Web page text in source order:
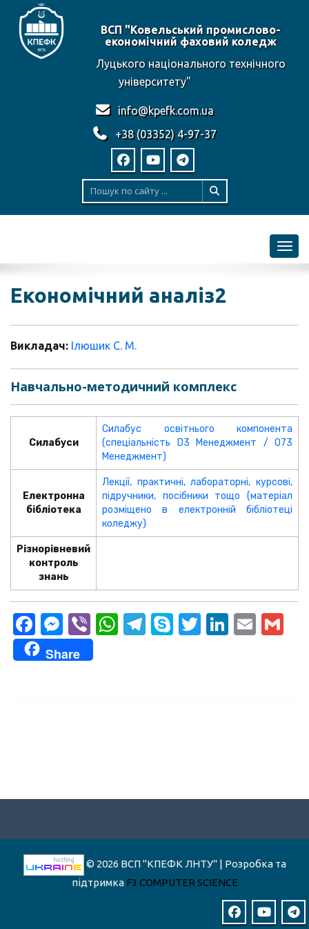
ВСП "Ковельський промислово-
економічний фаховий коледж
Луцького національного технічного
університету"
info@kpefk.com.ua
+38 (03352) 4-97-37
Економічний аналіз2
Викладач: Ілюшик С. М.
Навчально-методичний комплекс
Силабуси
Силабус освітнього компонента
(спеціальність D3 Менеджмент / 073
Менеджмент)
Електронна
бібліотека
Лекції, практичні, лабораторні, курсові,
підручники, посібники тощо (матеріал
розміщено в електронній бібліотеці
коледжу)
Різнорівневий
контроль
знань
Facebook
Messenger
ViberWhatsApp
Telegram
SkypeTwitterEmail
Share
© 2026 ВСП "КПЕФК ЛНТУ" | Розробка та
підтримка F3 COMPUTER SCIENCE